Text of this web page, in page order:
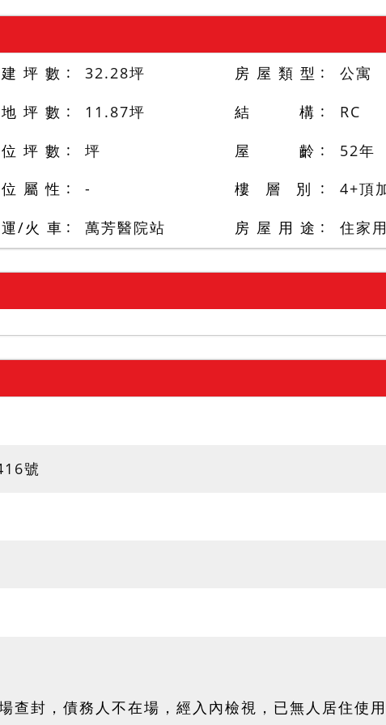
坪 數 32.28坪
坪 數
11.87坪
坪 數
坪
屬 性
-
/火 車
萬芳醫院站
房 屋 類 型
公寓
結 構
RC
屋 齡
52年
樓 層 別
4+頂
房 屋 用 途
住家用
號
查封，債務人不在場，經入內檢視，已無人居住使